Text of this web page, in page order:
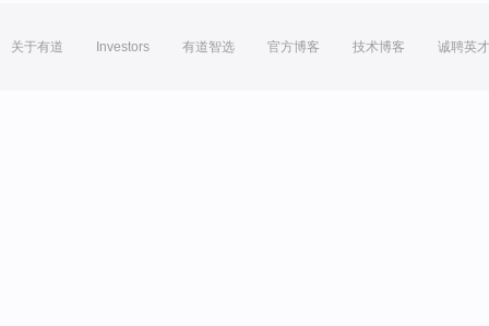
关于有道 Investors 有道智选 官方博客 技术博客 诚聘英才